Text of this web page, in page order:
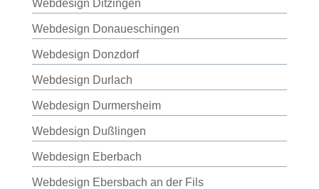
Webdesign Ditzingen
Webdesign Donaueschingen
Webdesign Donzdorf
Webdesign Durlach
Webdesign Durmersheim
Webdesign Dußlingen
Webdesign Eberbach
Webdesign Ebersbach an der Fils